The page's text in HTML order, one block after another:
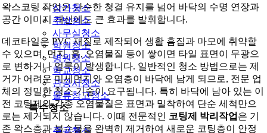
상가청소
주방청소
사무실청소
학원청소
병원청소
학교청소
관공서청소
물류창고청소
특수청소
준공청소
왁스코팅 작업은 단순한 청결 유지를 넘어 바닥의 수명 연장과
공간 이미지 개선에도 큰 효과를 발휘합니다.
데코타일은 PVC 재질로 제작되어 생활 흠집과 마모에 취약할
수 있으며, 먼지, 흙, 오염물질 등이 쌓이면 타일 표면이 무광으
로 변하거나 얼룩이 발생합니다. 일반적인 청소 방법으로는 제
거가 어려운 미세먼지와 오염층이 바닥에 남게 되므로, 전문 업
체의 정밀한 청소 기술이 요구됩니다. 특히 바닥에 남아 있는 이
전 코팅제와 각종 오염물질은 표면과 밀착하여 단순 세척만으
로는 제거되지 않습니다. 이때 전문적인 코팅제 박리작업 은 기
존 왁스층과 불순물을 완벽히 제거하여 새로운 코팅층이 안정